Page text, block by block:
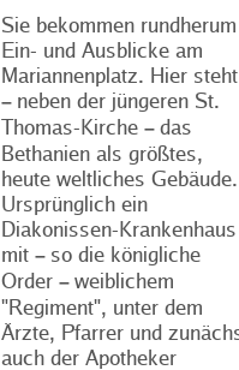
Sie bekommen rundherum
Ein- und Ausblicke am
Mariannenplatz. Hier steht
– neben der jüngeren St.
Thomas-Kirche – das
Bethanien als größtes,
heute weltliches Gebäude.
Ursprünglich ein
Diakonissen-Krankenhaus
mit – so die königliche
Order – weiblichem
"Regiment", unter dem
Ärzte, Pfarrer und
auch der Apotheker